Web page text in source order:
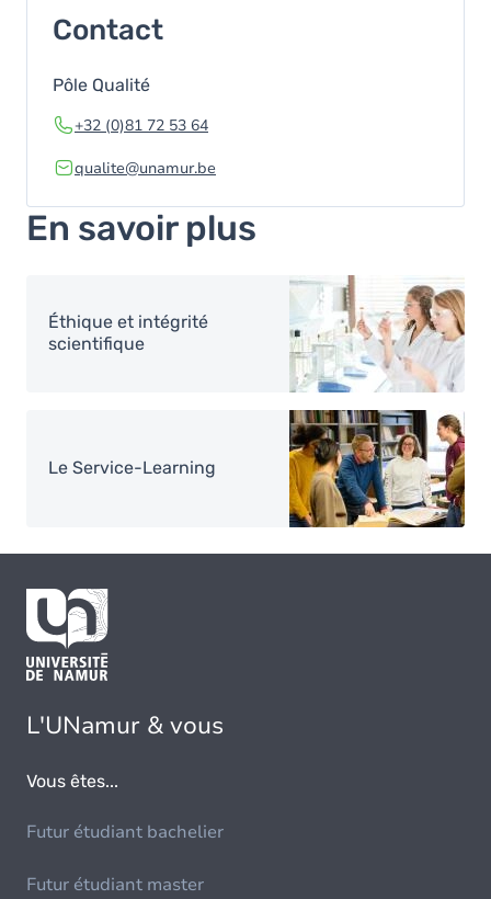
Contact
Pôle Qualité
+32 (0)81 72 53 64
qualite@unamur.be
En savoir plus
Image
Éthique et intégrité
scientifique
Image
Le Service-Learning
L'UNamur & vous
Vous êtes...
Futur étudiant bachelier
Futur étudiant master